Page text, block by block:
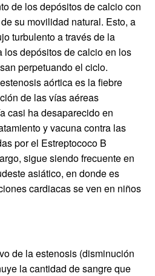
de los depósitos de calcio con
su movilidad natural. Esto, a
turbulento a través de la
los depósitos de calcio en los
perpetuando el ciclo.
aórtica es la fiebre
de las vías aéreas
casi ha desaparecido en
y vacuna contra las
por el Estreptococo B
sigue siendo frecuente en
asiático, en donde es
cardiacas se ven en niños
de la estenosis (disminución
la cantidad de sangre que